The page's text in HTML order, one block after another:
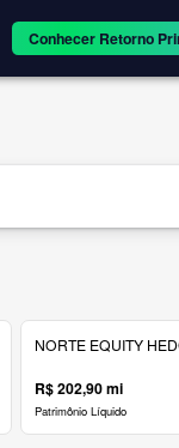
Conhecer Retorno
NORTE EQUITY
R$ 202,90 mi
Patrimônio Líquido